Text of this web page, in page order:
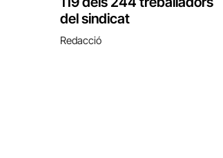
del sindicat
Redacció